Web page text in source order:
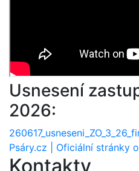
Usnesení
2026:
Psáry.cz | Oficiální stránky
Kontakty